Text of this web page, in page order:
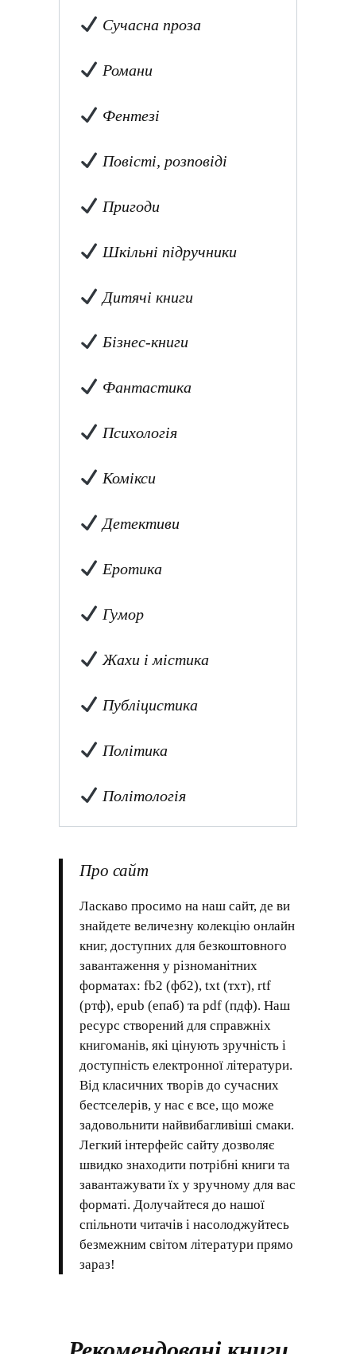
Сучасна проза
Романи
Фентезі
Повісті, розповіді
Пригоди
Шкільні підручники
Дитячі книги
Бізнес-книги
Фантастика
Психологія
Комікси
Детективи
Еротика
Гумор
Жахи і містика
Публіцистика
Політика
Політологія
Про сайт
Ласкаво просимо на наш сайт, де ви
знайдете величезну колекцію онлайн
книг, доступних для безкоштовного
завантаження у різноманітних
форматах: fb2 (фб2), txt (тхт), rtf
(ртф), epub (епаб) та pdf (пдф). Наш
ресурс створений для справжніх
книгоманів, які цінують зручність і
доступність електронної літератури.
Від класичних творів до сучасних
бестселерів, у нас є все, що може
задовольнити найвибагливіші смаки.
Легкий інтерфейс сайту дозволяє
швидко знаходити потрібні книги та
завантажувати їх у зручному для вас
форматі. Долучайтеся до нашої
спільноти читачів і насолоджуйтесь
безмежним світом літератури прямо
зараз!